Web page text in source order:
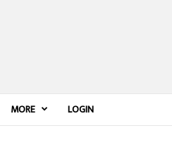
MORE LOGIN